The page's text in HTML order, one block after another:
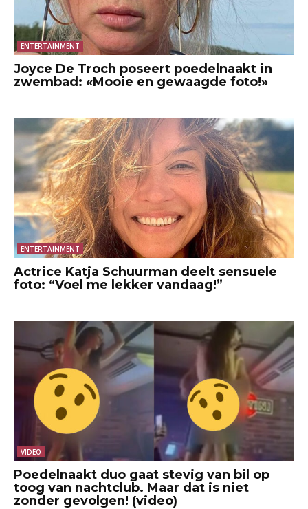
ENTERTAINMENT
Joyce De Troch poseert poedelnaakt in
zwembad: «Mooie en gewaagde foto!»
ENTERTAINMENT
Actrice Katja Schuurman deelt sensuele
foto: “Voel me lekker vandaag!”
VIDEO
Poedelnaakt duo gaat stevig van bil op
toog van nachtclub. Maar dat is niet
zonder gevolgen! (video)